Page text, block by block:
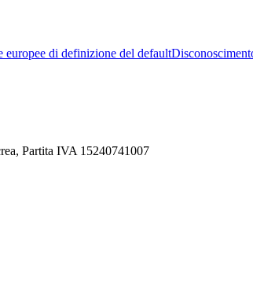
europee di definizione del default
Partita IVA 15240741007